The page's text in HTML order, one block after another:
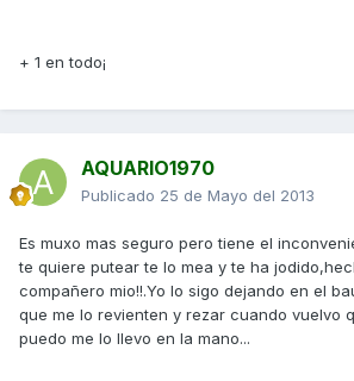
+ 1 en todo¡
AQUARIO1970
Publicado 25 de Mayo del 2013
Es muxo mas seguro pero tiene el
te quiere putear te lo mea y te ha
compañero mio!!.Yo lo sigo dejando en el
que me lo revienten y rezar cuando vuelvo
puedo me lo llevo en la mano...